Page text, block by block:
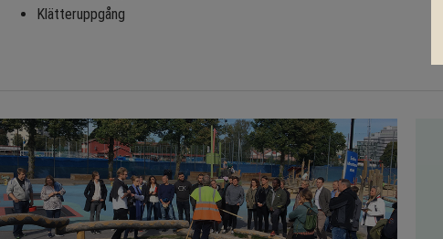
Klätteruppgång